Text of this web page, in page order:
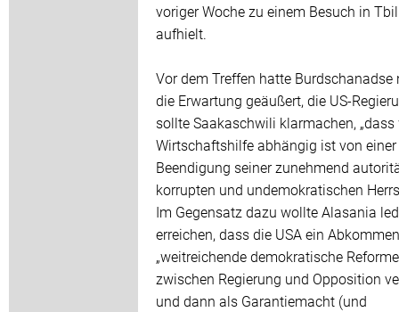
voriger Woche zu einem Besuch in
aufhielt.
Vor dem Treffen hatte Burdschanadse
die Erwartung geäußert, die US-
sollte Saakaschwili klarmachen, „dass
Wirtschaftshilfe abhängig ist von einer
Beendigung seiner zunehmend
korrupten und undemokratischen
Im Gegensatz dazu wollte Alasania
erreichen, dass die USA ein
„weitreichende demokratische
zwischen Regierung und Opposition
und dann als Garantiemacht (und